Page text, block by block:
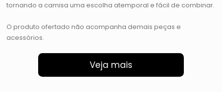
tornando a camisa uma escolha atemporal e fácil de combinar.
O produto ofertado não acompanha demais peças e
acessórios.
Veja mais